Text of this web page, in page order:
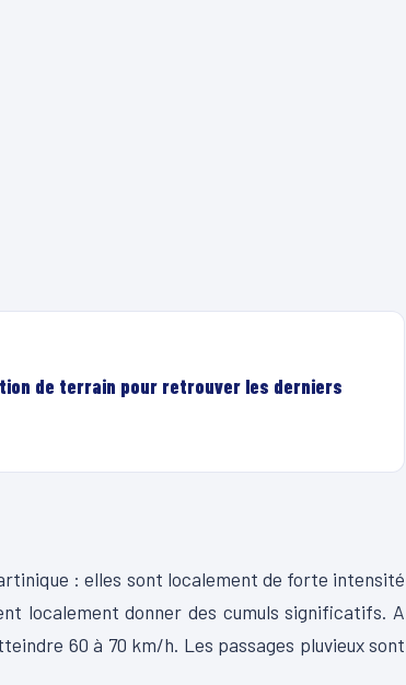
de terrain pour retrouver les derniers
: elles sont localement de forte intensité
localement donner des cumuls significatifs. A
60 à 70 km/h. Les passages pluvieux sont